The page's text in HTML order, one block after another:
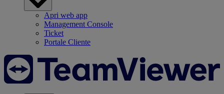
Apri web app
Management Console
Ticket
Portale Cliente